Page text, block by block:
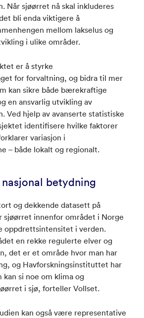
Når sjøørret nå skal inkluderes
bli enda viktigere å
mellom lakselus og
i ulike områder.
er å styrke
for forvaltning, og bidra til mer
kan sikre både bærekraftige
en ansvarlig utvikling av
Ved hjelp av avanserte statistiske
identifisere hvilke faktorer
variasjon i
– både lokalt og regionalt.
betydning
og dekkende datasett på
sjøørret innenfor området i Norge
oppdrettsintensitet i verden.
en rekke regulerte elver og
det er et område hvor man har
og Havforskningsinstituttet har
si noe om klima og
i sjø, forteller Vollset.
kan også være representative